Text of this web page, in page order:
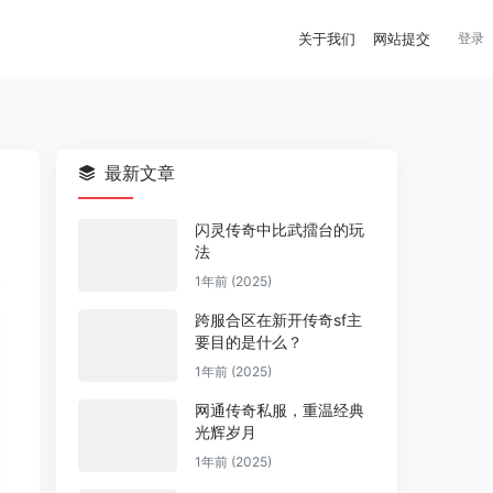
关于我们 网站提交 登录
最新文章
闪灵传奇中比武擂台的玩
法
1年前 (2025)
跨服合区在新开传奇sf主
要目的是什么？
1年前 (2025)
网通传奇私服，重温经典
光辉岁月
1年前 (2025)